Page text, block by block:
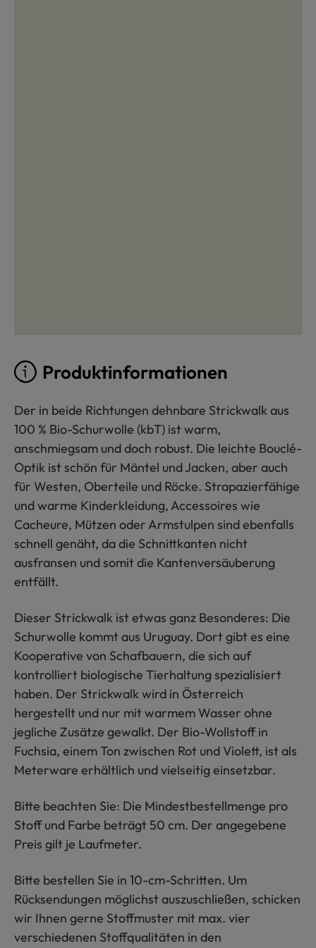
Produktinformationen
Der in beide Richtungen dehnbare Strickwalk aus
100 % Bio-Schurwolle (kbT) ist warm,
anschmiegsam und doch robust. Die leichte Bouclé-
Optik ist schön für Mäntel und Jacken, aber auch
für Westen, Oberteile und Röcke. Strapazierfähige
und warme Kinderkleidung, Accessoires wie
Cacheure, Mützen oder Armstulpen sind ebenfalls
schnell genäht, da die Schnittkanten nicht
ausfransen und somit die Kantenversäuberung
entfällt.
Dieser Strickwalk ist etwas ganz Besonderes: Die
Schurwolle kommt aus Uruguay. Dort gibt es eine
Kooperative von Schafbauern, die sich auf
kontrolliert biologische Tierhaltung spezialisiert
haben. Der Strickwalk wird in Österreich
hergestellt und nur mit warmem Wasser ohne
jegliche Zusätze gewalkt. Der Bio-Wollstoff in
Fuchsia, einem Ton zwischen Rot und Violett, ist als
Meterware erhältlich und vielseitig einsetzbar.
Bitte beachten Sie: Die Mindestbestellmenge pro
Stoff und Farbe beträgt 50 cm. Der angegebene
Preis gilt je Laufmeter.
Bitte bestellen Sie in 10-cm-Schritten. Um
Rücksendungen möglichst auszuschließen, schicken
wir Ihnen gerne Stoffmuster mit max. vier
verschiedenen Stoffqualitäten in den